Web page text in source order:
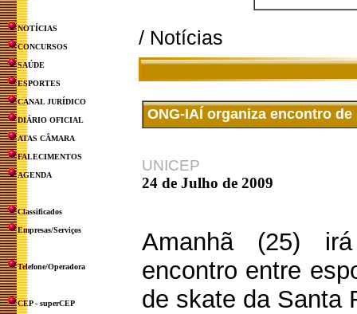
NOTÍCIAS
CONCURSOS
SAÚDE
ESPORTES
CANAL JURÍDICO
DIÁRIO OFICIAL
ATAS CÂMARA
FALECIMENTOS
AGENDA
Classificados
Empresas/Serviços
Telefone/Operadora
CEP - superCEP
/ Notícias
ONG-IAÍ organiza encontro
UNICEP
24 de Julho de 2009
Amanhã (25)
encontro entre
de skate da Santa